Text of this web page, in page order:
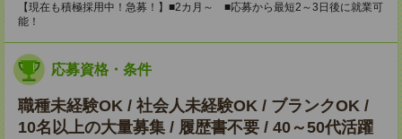
【現在も積極採用中！急募！】■2カ月～ ■応募から最短2～3日後に就業可
能！
応募資格・条件
職種未経験OK / 社会人未経験OK / ブランクOK /
10名以上の大量募集 / 履歴書不要 / 40～50代活躍